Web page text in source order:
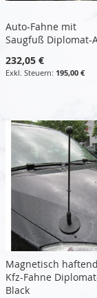
Auto-Fahne mit
Saugfuß Diplomat-
232,05 €
195,00 €
Magnetisch
Kfz-Fahne
Black